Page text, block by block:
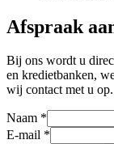
Afspraak
Bij ons wordt u
en kredietbanken,
wij contact met u op.
Naam *
E-mail *